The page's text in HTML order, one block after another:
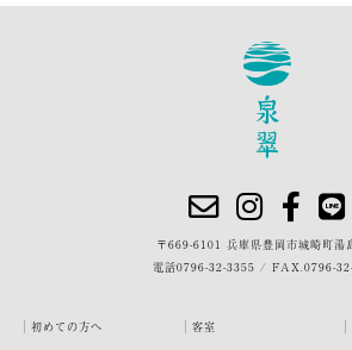
〒669-6101 兵庫県豊岡市城崎町湯
電話0796-32-3355 / FAX.0796-
初めての方へ 客室